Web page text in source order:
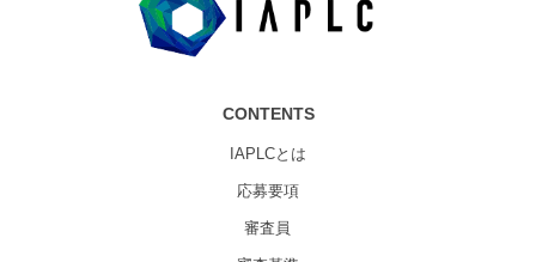
CONTENTS
IAPLCとは
応募要項
審査員